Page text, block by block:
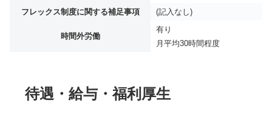
フレックス制度に関する補足事項
(記入なし)
時間外労働
有り
月平均30時間程度
待遇・給与・福利厚生